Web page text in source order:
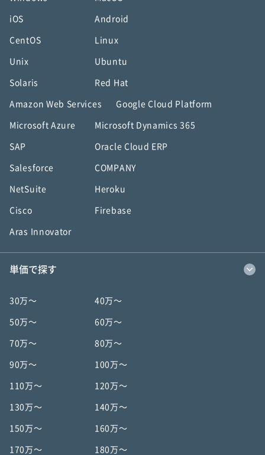
iOS Android
CentOS Linux
Unix Ubuntu
Solaris Red Hat
Amazon Web Services Google Cloud Platform
Microsoft Azure Microsoft Dynamics 365
SAP Oracle Cloud ERP
Salesforce COMPANY
NetSuite Heroku
Cisco Firebase
Aras Innovator
単価で探す
30万〜 40万〜
50万〜 60万〜
70万〜 80万〜
90万〜 100万〜
110万〜 120万〜
130万〜 140万〜
150万〜 160万〜
170万〜 180万〜